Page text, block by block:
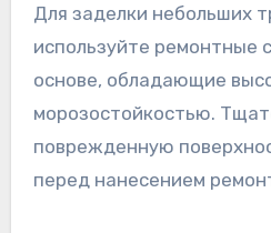
Для заделки небольших
используйте ремонтные
основе, обладающие
морозостойкостью.
поврежденную
перед нанесением